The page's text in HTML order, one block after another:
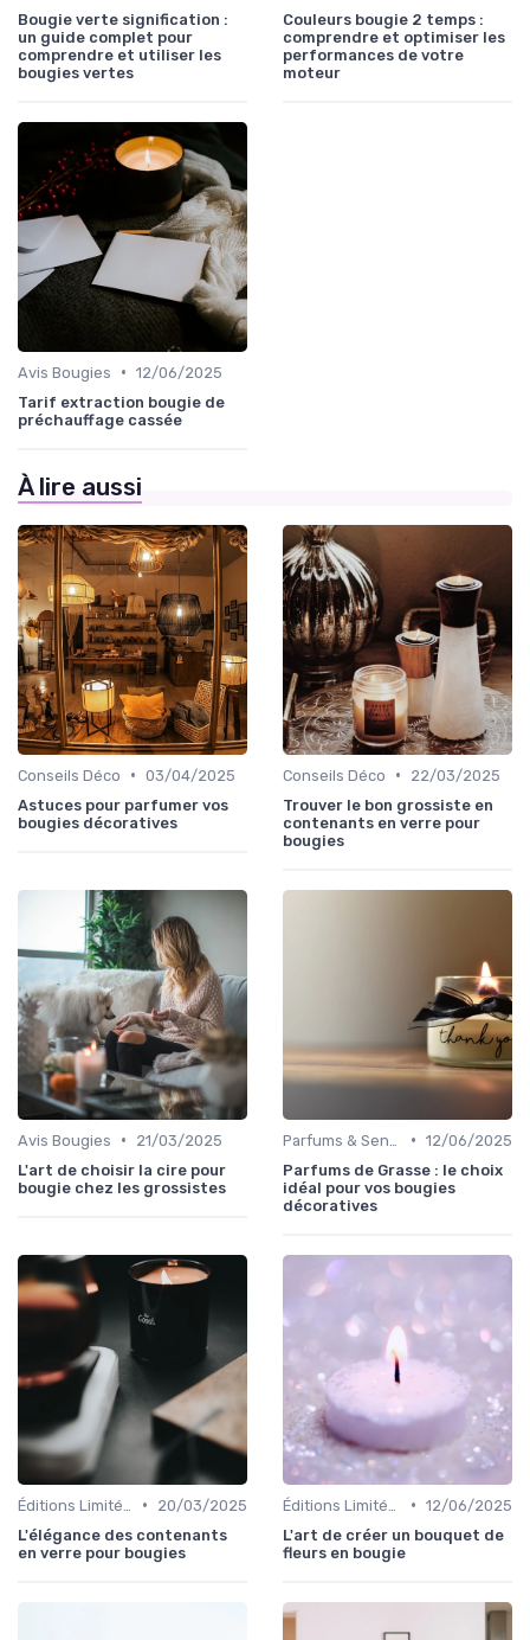
Bougie verte signification :
un guide complet pour
comprendre et utiliser les
bougies vertes
Couleurs bougie 2 temps :
comprendre et optimiser les
performances de votre
moteur
Avis Bougies • 12/06/2025
Tarif extraction bougie de
préchauffage cassée
À lire aussi
Conseils Déco • 03/04/2025
Astuces pour parfumer vos
bougies décoratives
Conseils Déco •
22/03/2025
Trouver le bon grossiste en
contenants en verre pour
bougies
Avis Bougies •
21/03/2025
L'art de choisir la cire pour
bougie chez les grossistes
• 12/06/2025
Parfums de Grasse : le choix
idéal pour vos bougies
décoratives
•
20/03/2025
L'élégance des contenants
en verre pour bougies
• 12/06/2025
L'art de créer un bouquet de
fleurs en bougie